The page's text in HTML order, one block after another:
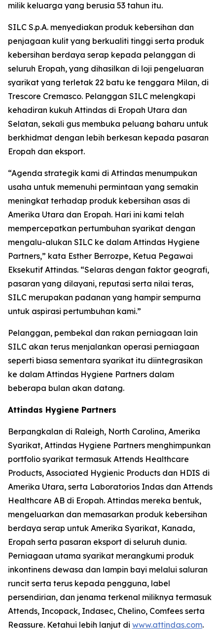
milik keluarga yang berusia 53 tahun itu.
SILC S.p.A. menyediakan produk kebersihan dan
penjagaan kulit yang berkualiti tinggi serta produk
kebersihan berdaya serap kepada pelanggan di
seluruh Eropah, yang dihasilkan di loji pengeluaran
syarikat yang terletak 22 batu ke tenggara Milan, di
Trescore Cremasco. Pelanggan SILC melengkapi
kehadiran kukuh Attindas di Eropah Utara dan
Selatan, sekali gus membuka peluang baharu untuk
berkhidmat dengan lebih berkesan kepada pasaran
Eropah dan eksport.
“Agenda strategik kami di Attindas menumpukan
usaha untuk memenuhi permintaan yang semakin
meningkat terhadap produk kebersihan asas di
Amerika Utara dan Eropah. Hari ini kami telah
mempercepatkan pertumbuhan syarikat dengan
mengalu-alukan SILC ke dalam Attindas Hygiene
Partners,” kata Esther Berrozpe, Ketua Pegawai
Eksekutif Attindas. “Selaras dengan faktor geografi,
pasaran yang dilayani, reputasi serta nilai teras,
SILC merupakan padanan yang hampir sempurna
untuk aspirasi pertumbuhan kami.”
Pelanggan, pembekal dan rakan perniagaan lain
SILC akan terus menjalankan operasi perniagaan
seperti biasa sementara syarikat itu diintegrasikan
ke dalam Attindas Hygiene Partners dalam
beberapa bulan akan datang.
Attindas Hygiene Partners
Berpangkalan di Raleigh, North Carolina, Amerika
Syarikat, Attindas Hygiene Partners menghimpunkan
portfolio syarikat termasuk Attends Healthcare
Products, Associated Hygienic Products dan HDIS di
Amerika Utara, serta Laboratorios Indas dan Attends
Healthcare AB di Eropah. Attindas mereka bentuk,
mengeluarkan dan memasarkan produk kebersihan
berdaya serap untuk Amerika Syarikat, Kanada,
Eropah serta pasaran eksport di seluruh dunia.
Perniagaan utama syarikat merangkumi produk
inkontinens dewasa dan lampin bayi melalui saluran
runcit serta terus kepada pengguna, label
persendirian, dan jenama terkenal miliknya termasuk
Attends, Incopack, Indasec, Chelino, Comfees serta
Reassure. Ketahui lebih lanjut di www.attindas.com.